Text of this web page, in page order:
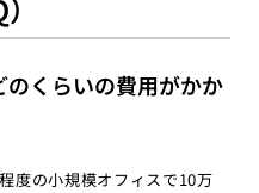
くらいの費用がかか
度の小規模オフィスで10万